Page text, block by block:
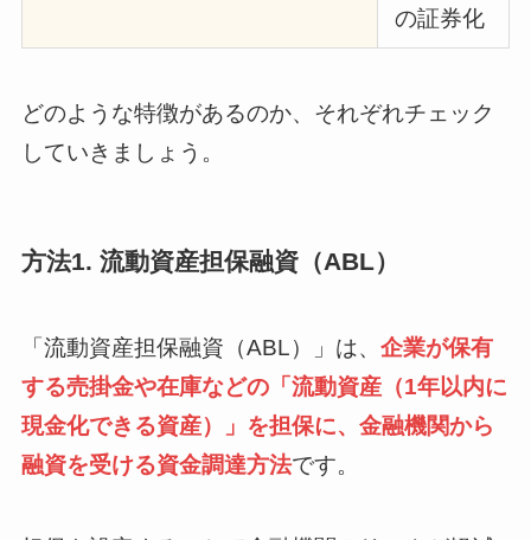
の証券化
どのような特徴があるのか、それぞれチェック
していきましょう。
方法1. 流動資産担保融資（ABL）
「流動資産担保融資（ABL）」は、 企業が保有
する売掛金や在庫などの「流動資産（1年以内に
現金化できる資産）」を担保に、金融機関から
融資を受ける資金調達方法です。